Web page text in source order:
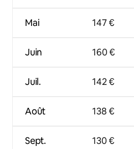
Mai
Juin
Juil.
Août
Sept.
147 €
160 €
142 €
138 €
130 €